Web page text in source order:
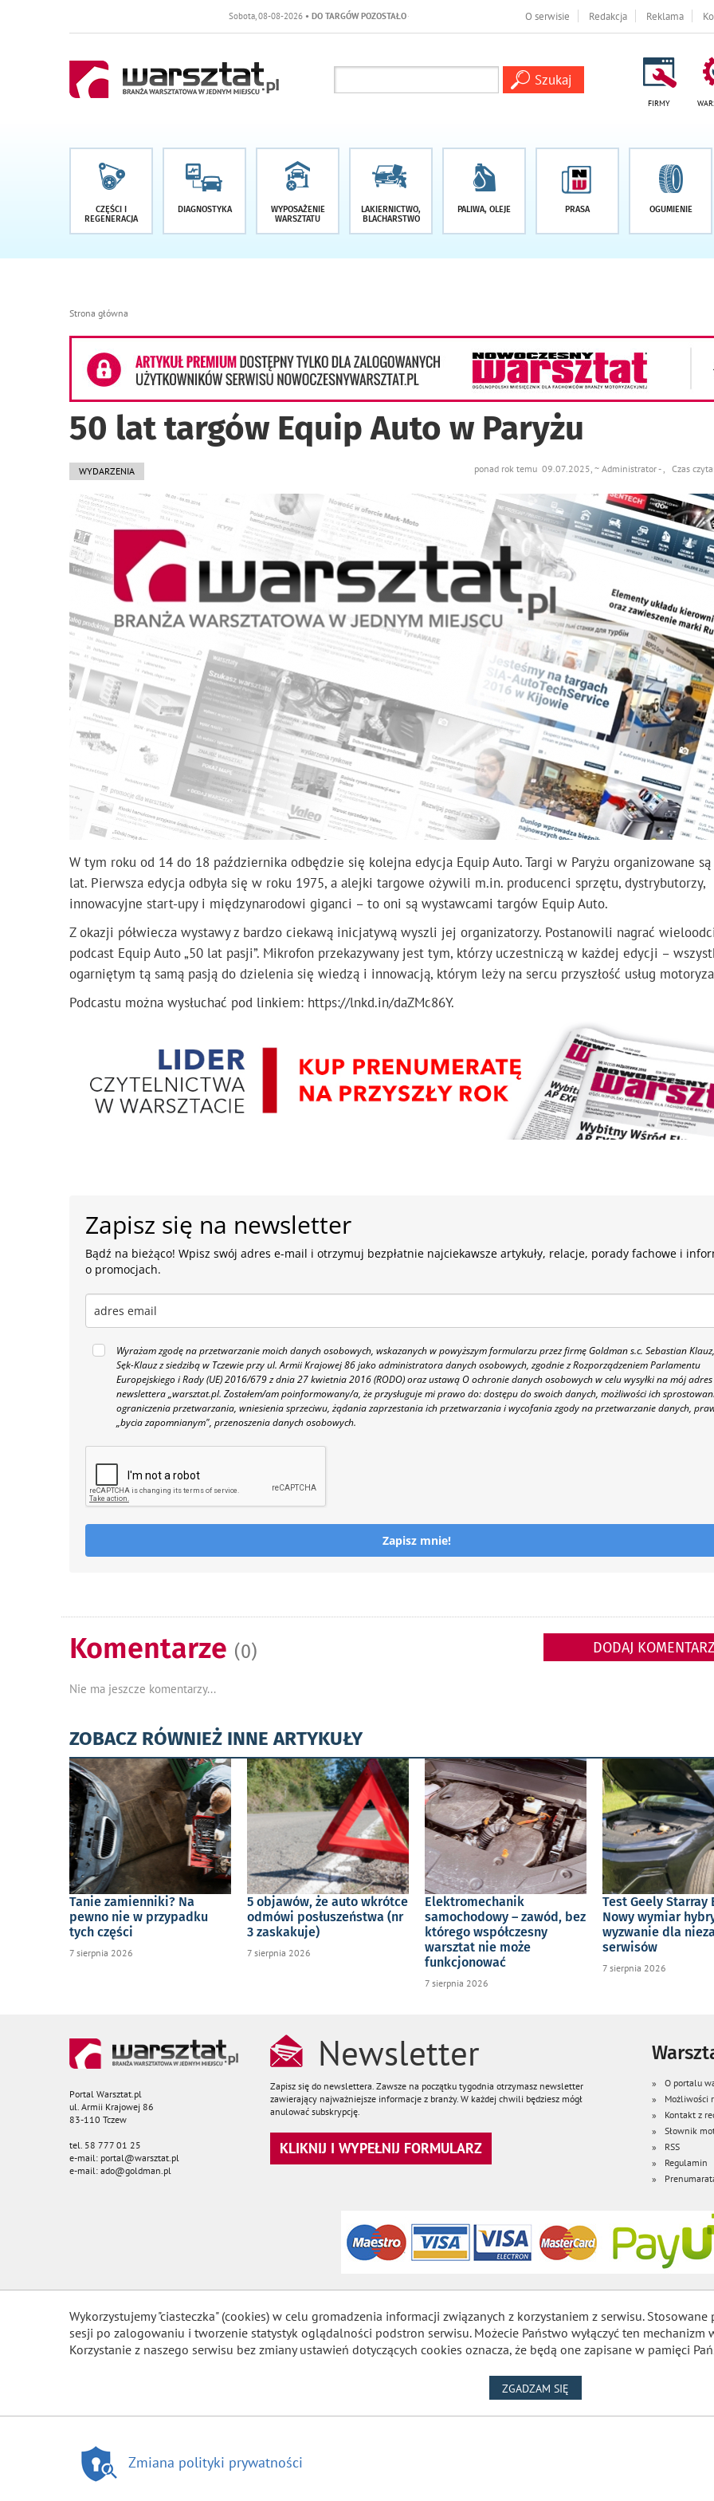
Sobota, 08-08-2026• DO TARGÓW POZOSTAŁO -1 DNI O serwisie Redakcja Reklama
FIRMY
CZĘŚCI I
REGENERACJA
DIAGNOSTYKA
WYPOSAŻENIE
WARSZTATU
LAKIERNICTWO,
BLACHARSTWO
PALIWA, OLEJE PRASA OGUMIENIE
Strona główna
50 lat targów Equip Auto w Paryżu
WYDARZENIA ponad rok temu 09.07.2025, ~ Administrator - , Czas
W tym roku od 14 do 18 października odbędzie się kolejna edycja Equip Auto. Targi w Paryżu organizowane
lat. Pierwsza edycja odbyła się w roku 1975, a alejki targowe ożywili m.in. producenci sprzętu, dystrybutorzy,
innowacyjne start-upy i międzynarodowi giganci – to oni są wystawcami targów Equip Auto.
Z okazji półwiecza wystawy z bardzo ciekawą inicjatywą wyszli jej organizatorzy. Postanowili nagrać
podcast Equip Auto „50 lat pasji”. Mikrofon przekazywany jest tym, którzy uczestniczą w każdej edycji –
ogarniętym tą samą pasją do dzielenia się wiedzą i innowacją, którym leży na sercu przyszłość usług
Podcastu można wysłuchać pod linkiem: https://lnkd.in/daZMc86Y.
Zapisz się na newsletter
Bądź na bieżąco! Wpisz swój adres e-mail i otrzymuj bezpłatnie najciekawsze artykuły, relacje, porady fachowe i
o promocjach.
Wyrażam zgodę na przetwarzanie moich danych osobowych, wskazanych w powyższym formularzu przez firmę Goldman s.c. Sebastian
Sęk-Klauz z siedzibą w Tczewie przy ul. Armii Krajowej 86 jako administratora danych osobowych, zgodnie z Rozporządzeniem Parlamentu
Europejskiego i Rady (UE) 2016/679 z dnia 27 kwietnia 2016 (RODO) oraz ustawą O ochronie danych osobowych w celu wysyłki na mój
newslettera „warsztat.pl. Zostałem/am poinformowany/a, że przysługuje mi prawo do: dostępu do swoich danych, możliwości ich
ograniczenia przetwarzania, wniesienia sprzeciwu, żądania zaprzestania ich przetwarzania i wycofania zgody na przetwarzanie danych,
„bycia zapomnianym", przenoszenia danych osobowych.
Zapisz mnie!
Komentarze (0) DODAJ
Nie ma jeszcze komentarzy...
ZOBACZ RÓWNIEŻ INNE ARTYKUŁY
Tanie zamienniki? Na
pewno nie w przypadku
tych części
7 sierpnia 2026
5 objawów, że auto wkrótce
odmówi posłuszeństwa (nr
3 zaskakuje)
7 sierpnia 2026
Elektromechanik
samochodowy – zawód, bez
którego współczesny
warsztat nie może
funkcjonować
7 sierpnia 2026
Test Geely Starray
Nowy wymiar
wyzwanie dla
serwisów
7 sierpnia 2026
Portal Warsztat.pl
ul. Armii Krajowej 86
83-110 Tczew
tel. 58 777 01 25
e-mail: portal@warsztat.pl
e-mail: ado@goldman.pl
Newsletter
Zapisz się do newslettera. Zawsze na początku tygodnia otrzymasz newsletter
zawierający najważniejsze informacje z branży. W każdej chwili będziesz mógł
anulować subskrypcję.
KLIKNIJ I WYPEŁNIJ FORMULARZ
O portalu
Możliwości
Kontakt z
Słownik
RSS
Regulamin
Wykorzystujemy "ciasteczka" (cookies) w celu gromadzenia informacji związanych z korzystaniem z serwisu.
sesji po zalogowaniu i tworzenie statystyk oglądalności podstron serwisu. Możecie Państwo wyłączyć ten
Korzystanie z naszego serwisu bez zmiany ustawień dotyczących cookies oznacza, że będą one zapisane w pamięci
ZGADZAM SIĘ
Zmiana polityki prywatności